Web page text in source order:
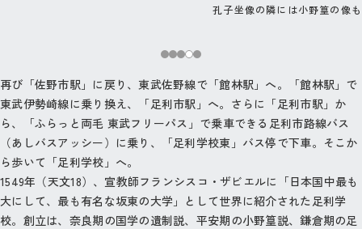
孔子坐像の隣には小野篁の像も
再び「佐野市駅」に戻り、東武佐野線で「館林駅」へ。「館林駅」で
東武伊勢崎線に乗り換え、「足利市駅」へ。さらに「足利市駅」か
ら、「ふらっと両毛 東武フリーパス」で乗車できる足利市路線バス
（あしバスアッシー）に乗り、「足利学校東」バス停で下車。そこか
ら歩いて「足利学校」へ。
1549年（天文18）、宣教師フランシスコ・ザビエルに「日本国中最も
大にして、最も有名な坂東の大学」として世界に紹介された足利学
校。創立は、奈良期の国学の遺制説、平安期の小野篁説、鎌倉期の足